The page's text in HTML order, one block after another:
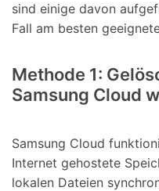
sind einige davon
Fall am besten
Methode 1:
Samsung Cloud
Samsung Cloud
Internet gehostete
lokalen Dateien